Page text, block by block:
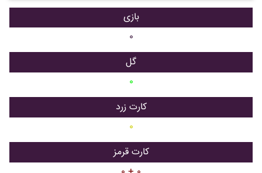
بازی
۰
گل
۰
کارت زرد
۰
کارت قرمز